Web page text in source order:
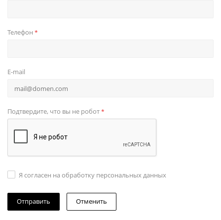
Телефон *
E-mail
Подтвердите, что вы не робот*
Я согласен на обработку персональных данных
Отменить